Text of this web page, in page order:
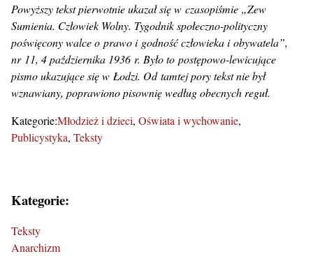
Powyższy tekst pierwotnie ukazał się w czasopiśmie „Zew
Sumienia. Człowiek Wolny. Tygodnik społeczno-polityczny
poświęcony walce o prawo i godność człowieka i obywatela”,
nr 11, 4 października 1936 r. Było to postępowo-lewicujące
pismo ukazujące się w Łodzi. Od tamtej pory tekst nie był
wznawiany, poprawiono pisownię według obecnych reguł.
Kategorie:Młodzież i dzieci Oświata i wychowanie
Publicystyka Teksty
Kategorie:
Teksty
Anarchizm